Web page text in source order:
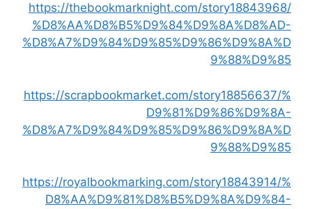
https://thebookmarknight.com/story18843968/
%D8%AA%D8%B5%D9%84%D9%8A%D8%AD-
%D8%A7%D9%84%D9%85%D9%86%D9%8A%D
9%88%D9%85
https://scrapbookmarket.com/story18856637/%
D9%81%D9%86%D9%8A-
%D8%A7%D9%84%D9%85%D9%86%D9%8A%D
9%88%D9%85
https://royalbookmarking.com/story18843914/%
D8%AA%D9%81%D8%B5%D9%8A%D9%84-